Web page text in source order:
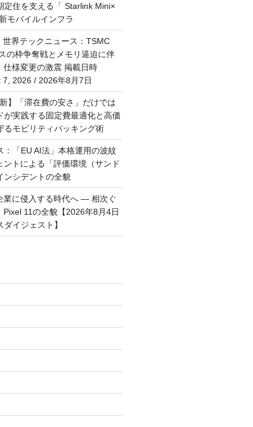
定住を支える「 Starlink Mini×
モバイルインフラ
世界テックニュース：TSMC
の枠争奪戦とメモリ逼迫に伴
仕様変更の激震 掲載日時
7, 2026 / 2026年8月7日
】「滞在費の安さ」だけでは
が実践する固定費最適化と高価
るモビリティパッキング術
：「EU AI法」本格運用の波紋
ントによる「評価環境（サンド
ンシデントの全貌
業に侵入する時代へ — 相次ぐ
Pixel 11の全貌【2026年8月4日
イジェスト】